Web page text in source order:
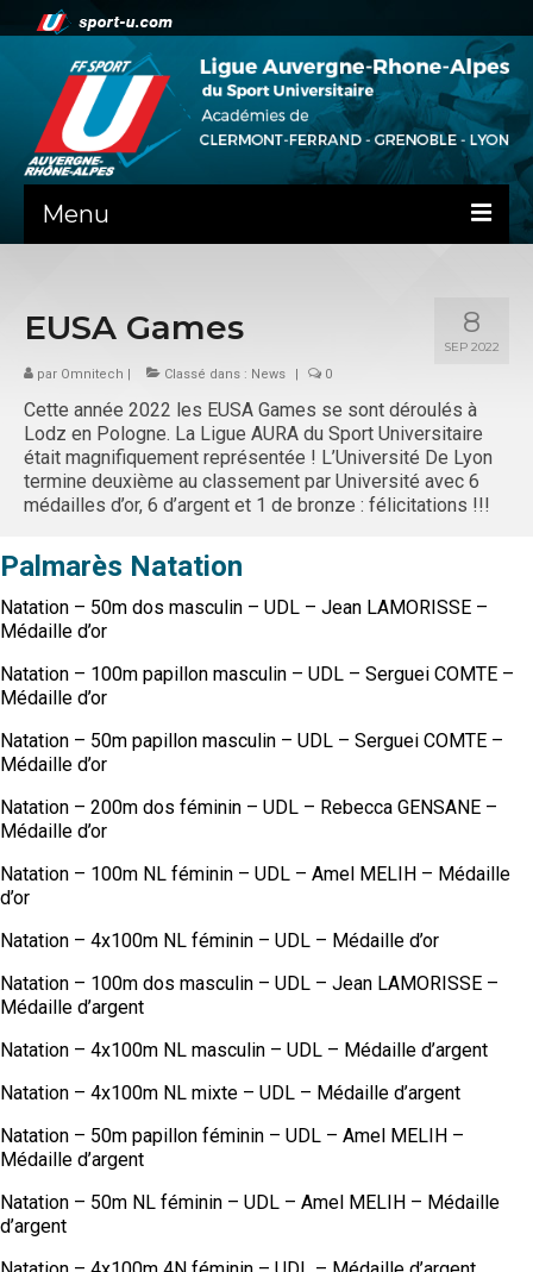
Menu
LA LIGUE
PRÉSENTATION
CLERMONT-FD
ADMINISTRATIF
SPORTS IND
GRENOBLE
ADMINISTRATIF
SPORTS IND
LYON
ADMINISTRATIF
LOCATION MINIBUS
LOCATION MATÉRIEL
SPORTS COLLECTIFS
REGION & INTER-LIGUES
ACADEMIE CLERMONT
8
SEP 2022
EUSA Games
par Omnitech | Classé dans : News | 0
Cette année 2022 les EUSA Games se sont déroulés à
Lodz en Pologne. La Ligue AURA du Sport Universitaire
était magnifiquement représentée ! L’Université De Lyon
termine deuxième au classement par Université avec 6
médailles d’or, 6 d’argent et 1 de bronze : félicitations !!!
Palmarès Natation
Natation – 50m dos masculin – UDL – Jean LAMORISSE –
Médaille d’or
Natation – 100m papillon masculin – UDL – Serguei COMTE –
Médaille d’or
Natation – 50m papillon masculin – UDL – Serguei COMTE –
Médaille d’or
Natation – 200m dos féminin – UDL – Rebecca GENSANE –
Médaille d’or
Natation – 100m NL féminin – UDL – Amel MELIH – Médaille
d’or
Natation – 4x100m NL féminin – UDL – Médaille d’or
Natation – 100m dos masculin – UDL – Jean LAMORISSE –
Médaille d’argent
Natation – 4x100m NL masculin – UDL – Médaille d’argent
Natation – 4x100m NL mixte – UDL – Médaille d’argent
Natation – 50m papillon féminin – UDL – Amel MELIH –
Médaille d’argent
Natation – 50m NL féminin – UDL – Amel MELIH – Médaille
d’argent